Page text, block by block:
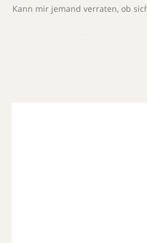
Kann mir jemand verraten, ob